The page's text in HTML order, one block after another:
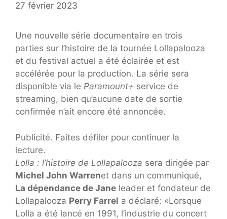
27 février 2023
Une nouvelle série documentaire en trois
parties sur l’histoire de la tournée Lollapalooza
et du festival actuel a été éclairée et est
accélérée pour la production. La série sera
disponible via le Paramount+ service de
streaming, bien qu’aucune date de sortie
confirmée n’ait encore été annoncée.
Publicité. Faites défiler pour continuer la
lecture.
Lolla : l’histoire de Lollapalooza sera dirigée par
Michel John Warrenet dans un communiqué,
La dépendance de Jane leader et fondateur de
Lollapalooza Perry Farrel a déclaré: «Lorsque
Lolla a été lancé en 1991, l’industrie du concert